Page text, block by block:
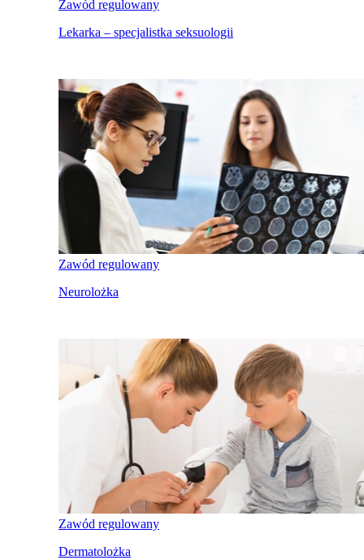
Zawód regulowany
Lekarka – specjalistka seksuologii
Zawód regulowany
Neurolożka
Zawód regulowany
Dermatolożka